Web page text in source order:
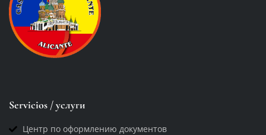
Servicios / услуги
Центр по оформлению документов